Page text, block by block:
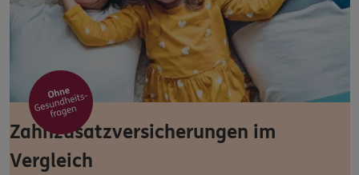
Jetzt Förderung selbst berechnen.
Jetzt informieren
Nicht sicher, was Sie benötigen?
Dann lassen Sie sich helfen.
Zahnzusatzversicherungen im
Vergleich